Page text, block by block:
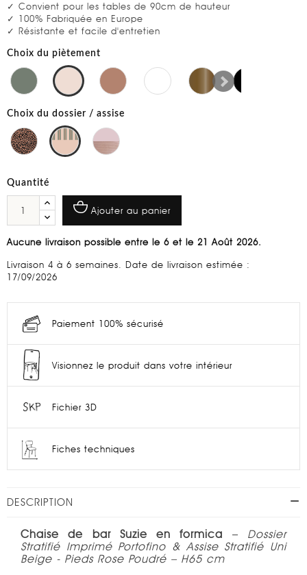
✓ Convient pour les tables de 90cm de hauteur
✓ 100% Fabriquée en Europe
✓ Résistante et facile d'entretien
Choix du piètement
Choix du dossier / assise
Quantité
Ajouter au panier
Aucune livraison possible entre le 6 et le 21 Août 2026.
Livraison 4 à 6 semaines. Date de livraison estimée :
17/09/2026
Paiement 100% sécurisé
Visionnez le produit dans votre intérieur
Fichier 3D
Fiches techniques
DESCRIPTION
Chaise de bar Suzie en formica – Dossier
Stratifié Imprimé Portofino & Assise Stratifié Uni
Beige - Pieds Rose Poudré – H65 cm